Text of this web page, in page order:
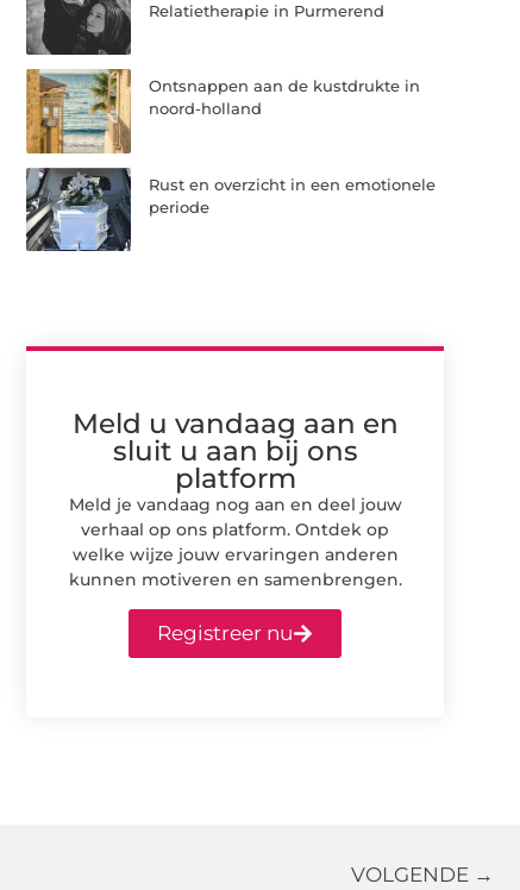
Relatietherapie in Purmerend
Ontsnappen aan de kustdrukte in
noord-holland
Rust en overzicht in een emotionele
periode
Meld u vandaag aan en
sluit u aan bij ons
platform
Meld je vandaag nog aan en deel jouw
verhaal op ons platform. Ontdek op
welke wijze jouw ervaringen anderen
kunnen motiveren en samenbrengen.
Registreer nu
VOLGENDE →